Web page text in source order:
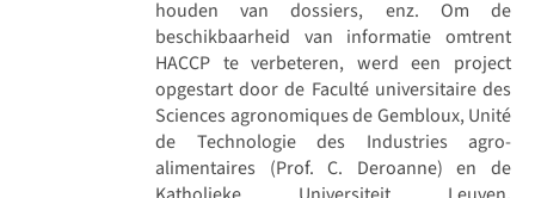
houden van dossiers, enz. Om de
beschikbaarheid van informatie omtrent
HACCP te verbeteren, werd een project
opgestart door de Faculté universitaire des
Sciences agronomiques de Gembloux, Unité
de Technologie des Industries agro-
alimentaires (Prof. C. Deroanne) en de